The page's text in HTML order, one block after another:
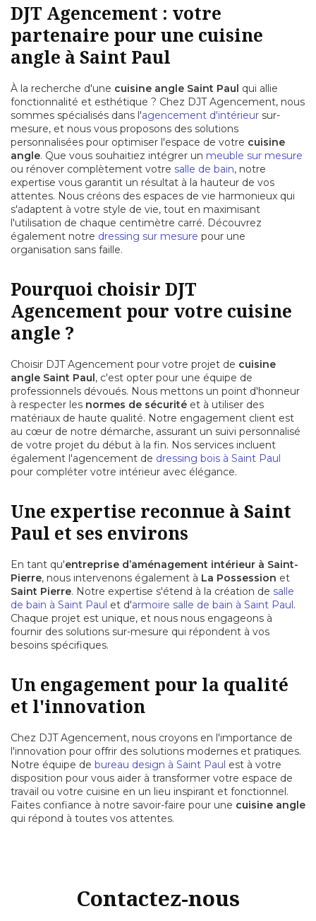
DJT Agencement : votre
partenaire pour une cuisine
angle à Saint Paul
À la recherche d'une cuisine angle Saint Paul qui allie
fonctionnalité et esthétique ? Chez DJT Agencement, nous
sommes spécialisés dans l'agencement d'intérieur sur-
mesure, et nous vous proposons des solutions
personnalisées pour optimiser l'espace de votre cuisine
angle. Que vous souhaitiez intégrer un meuble sur mesure
ou rénover complètement votre salle de bain, notre
expertise vous garantit un résultat à la hauteur de vos
attentes. Nous créons des espaces de vie harmonieux qui
s'adaptent à votre style de vie, tout en maximisant
l'utilisation de chaque centimètre carré. Découvrez
également notre dressing sur mesure pour une
organisation sans faille.
Pourquoi choisir DJT
Agencement pour votre cuisine
angle ?
Choisir DJT Agencement pour votre projet de cuisine
angle Saint Paul, c'est opter pour une équipe de
professionnels dévoués. Nous mettons un point d'honneur
à respecter les normes de sécurité et à utiliser des
matériaux de haute qualité. Notre engagement client est
au cœur de notre démarche, assurant un suivi personnalisé
de votre projet du début à la fin. Nos services incluent
également l'agencement de dressing bois à Saint Paul
pour compléter votre intérieur avec élégance.
Une expertise reconnue à Saint
Paul et ses environs
En tant qu'entreprise d’aménagement intérieur à Saint-
Pierre, nous intervenons également à La Possession et
Saint Pierre. Notre expertise s'étend à la création de salle
de bain à Saint Paul et d'armoire salle de bain à Saint Paul.
Chaque projet est unique, et nous nous engageons à
fournir des solutions sur-mesure qui répondent à vos
besoins spécifiques.
Un engagement pour la qualité
et l'innovation
Chez DJT Agencement, nous croyons en l'importance de
l'innovation pour offrir des solutions modernes et pratiques.
Notre équipe de bureau design à Saint Paul est à votre
disposition pour vous aider à transformer votre espace de
travail ou votre cuisine en un lieu inspirant et fonctionnel.
Faites confiance à notre savoir-faire pour une cuisine angle
qui répond à toutes vos attentes.
Contactez-nous